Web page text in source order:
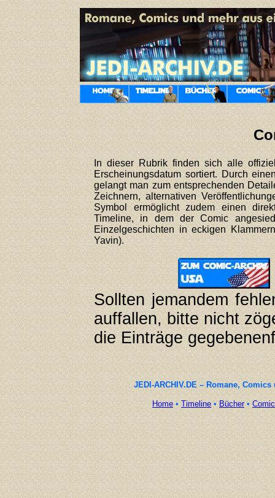
In dieser Rubrik finden sich alle
Erscheinungsdatum sortiert. Durch
gelangt man zum entsprechenden
Zeichnern, alternativen
Symbol ermöglicht zudem einen
Timeline, in dem der Comic
Einzelgeschichten in eckigen
Yavin).
Sollten jemandem
auffallen, bitte nicht
die Einträge
JEDI-ARCHIV.DE – Romane,
Home • Timeline• Bücher•